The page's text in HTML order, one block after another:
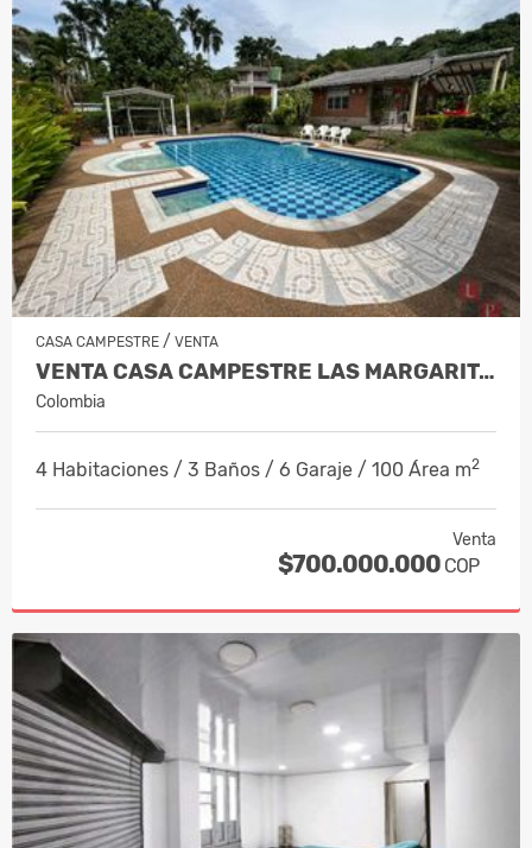
CASA CAMPESTRE / VENTA
VENTA CASA CAMPESTRE LAS MARGARITAS,…
Colombia
4 Habitaciones / 3 Baños / 6 Garaje / 100 Área m2
Venta
$700.000.000 COP